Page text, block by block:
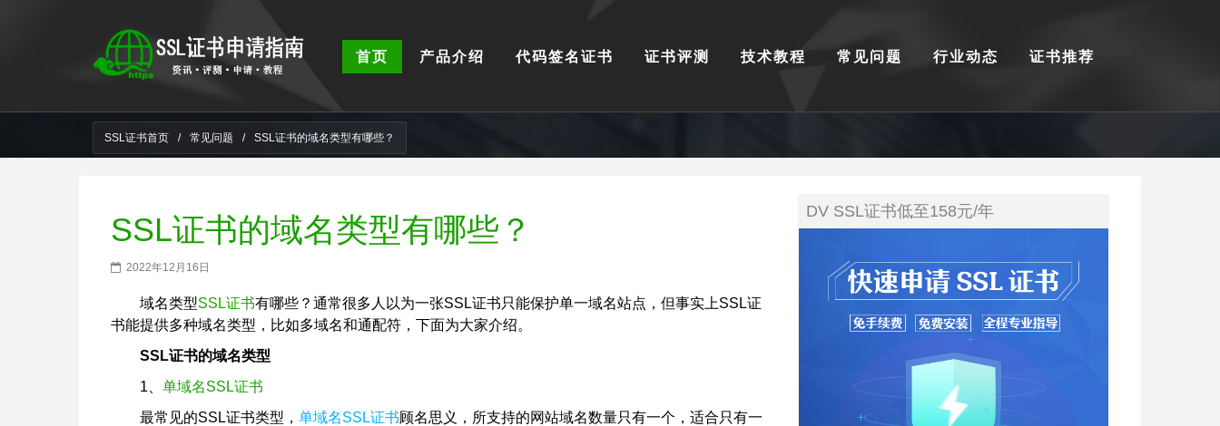
首页 产品介绍 代码签名证书 证书评测 技术教程 常见问题 行业动态 证书推荐
SSL证书首页 / 常见问题 / SSL证书的域名类型有哪些？
SSL证书的域名类型有哪些？
2022年12月16日
域名类型SSL证书有哪些？通常很多人以为一张SSL证书只能保护单一域名站点，但事实上SSL证
书能提供多种域名类型，比如多域名和通配符，下面为大家介绍。
SSL证书的域名类型
1、 单域名SSL证书
最常见的SSL证书类型， 单域名SSL证书顾名思义，所支持的网站域名数量只有一个，适合只有一
DV SSL证书低至158元/年